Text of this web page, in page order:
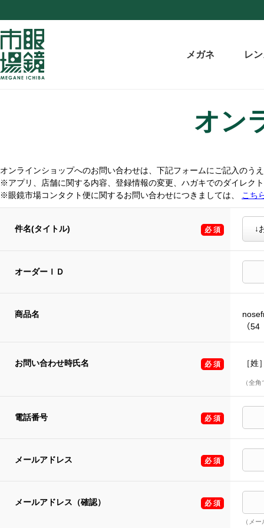
メガネ レ
オン
オンラインショップへのお問い合わせは、下記フォームにご記入のう
※アプリ、店舗に関する内容、登録情報の変更、ハガキでのダイレク
※眼鏡市場コンタクト便に関するお問い合わせにつきましては、
こち
件名(タイトル)
オーダーＩＤ
商品名
（
お問い合わせ時氏名 ［姓
（全
電話番号
メールアドレス
メールアドレス（確認）
（メ